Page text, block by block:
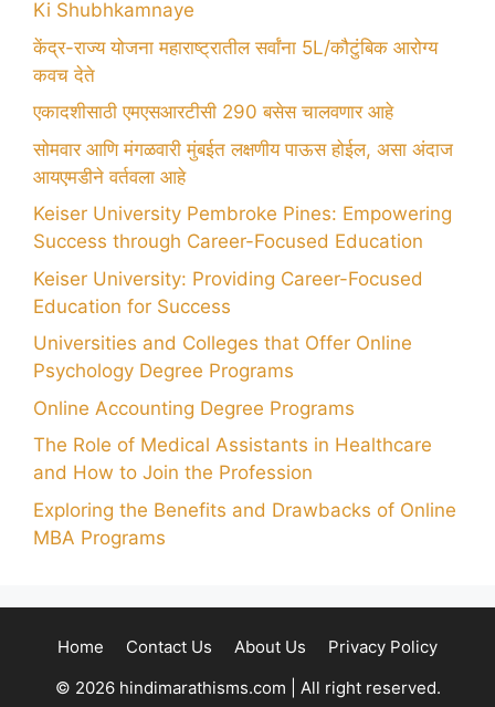
Ki Shubhkamnaye
केंद्र-राज्य योजना महाराष्ट्रातील सर्वांना 5L/कौटुंबिक आरोग्य
कवच देते
एकादशीसाठी एमएसआरटीसी 290 बसेस चालवणार आहे
सोमवार आणि मंगळवारी मुंबईत लक्षणीय पाऊस होईल, असा अंदाज
आयएमडीने वर्तवला आहे
Keiser University Pembroke Pines: Empowering
Success through Career-Focused Education
Keiser University: Providing Career-Focused
Education for Success
Universities and Colleges that Offer Online
Psychology Degree Programs
Online Accounting Degree Programs
The Role of Medical Assistants in Healthcare
and How to Join the Profession
Exploring the Benefits and Drawbacks of Online
MBA Programs
Home Contact Us About Us
Privacy Policy
© 2026 hindimarathisms.com | All right reserved.